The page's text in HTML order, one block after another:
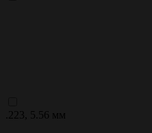
.223, 5.56 мм